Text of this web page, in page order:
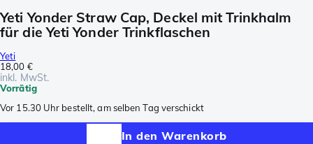
Yeti Yonder Straw Cap, Deckel mit Trinkhalm
für die Yeti Yonder Trinkflaschen
Yeti
18,00 €
inkl. MwSt.
Vorrätig
Vor 15.30 Uhr bestellt, am selben Tag verschickt
In den Warenkorb